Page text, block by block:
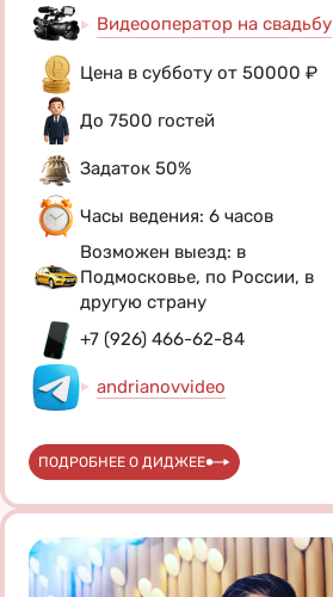
Видеооператор на свадьбу
Цена в субботу от 50000 ₽
До 7500 гостей
Задаток 50%
Часы ведения: 6 часов
Возможен выезд: в
Подмосковье, по России, в
другую страну
+7 (926) 466-62-84
andrianovvideo
ПОДРОБНЕЕ О ДИДЖЕЕ